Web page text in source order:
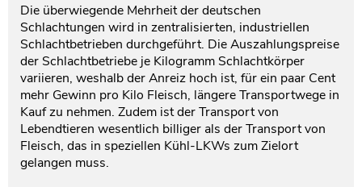
Die überwiegende Mehrheit der deutschen
Schlachtungen wird in zentralisierten, industriellen
Schlachtbetrieben durchgeführt. Die Auszahlungspreise
der Schlachtbetriebe je Kilogramm Schlachtkörper
variieren, weshalb der Anreiz hoch ist, für ein paar Cent
mehr Gewinn pro Kilo Fleisch, längere Transportwege in
Kauf zu nehmen. Zudem ist der Transport von
Lebendtieren wesentlich billiger als der Transport von
Fleisch, das in speziellen Kühl-LKWs zum Zielort
gelangen muss.